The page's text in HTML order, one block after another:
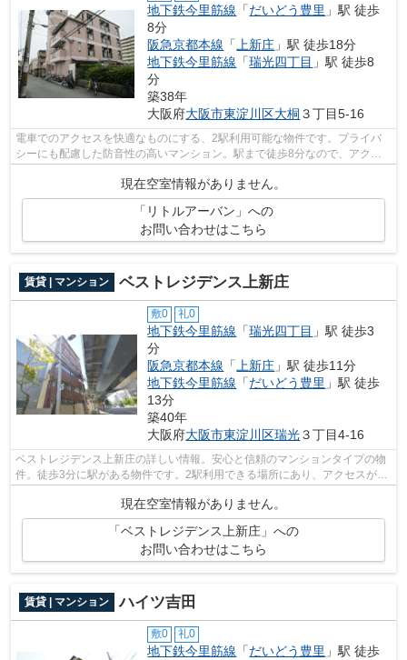
地下鉄今里筋線 「だいどう豊里 」駅 徒歩
8分
阪急京都本線 「 上新庄 」駅 徒歩18分
地下鉄今里筋線 「瑞光四丁目 」駅 徒歩8
分
築38年
大阪府大阪市東淀川区大桐 ３丁目5-16
電車でのアクセスを快適なものにする、2駅利用可能な物件です。プライバ
シーにも配慮した防音性の高いマンション。駅まで徒歩8分なので、アクセ
現在空室情報がありません。
「リトルアーバン」への
お問い合わせはこちら
賃貸 | マンション ベストレジデンス上新庄
敷0 礼0
地下鉄今里筋線 「瑞光四丁目 」駅 徒歩3
分
阪急京都本線 「 上新庄 」駅 徒歩11分
地下鉄今里筋線 「だいどう豊里 」駅 徒歩
13分
築40年
大阪府大阪市東淀川区瑞光３丁目4-16
ベストレジデンス上新庄の詳しい情報。安心と信頼のマンションタイプの物
件。徒歩3分に駅がある物件です。2駅利用できる場所にあり、アクセスが便
利です。大阪市東淀川区の地域情報や...
現在空室情報がありません。
「ベストレジデンス上新庄」への
お問い合わせはこちら
賃貸 | マンション ハイツ吉田
敷0 礼0
地下鉄今里筋線 「だいどう豊里 」駅 徒歩